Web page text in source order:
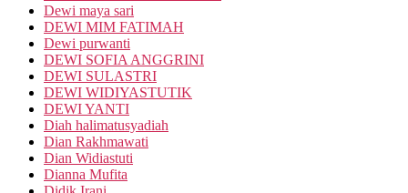
Dewi maya sari
DEWI MIM FATIMAH
Dewi purwanti
DEWI SOFIA ANGGRINI
DEWI SULASTRI
DEWI WIDIYASTUTIK
DEWI YANTI
Diah halimatusyadiah
Dian Rakhmawati
Dian Widiastuti
Dianna Mufita